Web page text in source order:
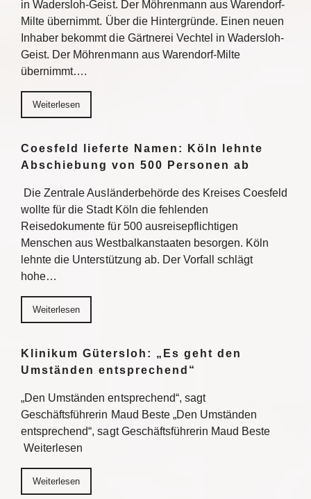
in Wadersloh-Geist. Der Möhrenmann aus Warendorf-
Milte übernimmt. Über die Hintergründe. Einen neuen
Inhaber bekommt die Gärtnerei Vechtel in Wadersloh-
Geist. Der Möhrenmann aus Warendorf-Milte
übernimmt….
Weiterlesen
Coesfeld lieferte Namen: Köln lehnte
Abschiebung von 500 Personen ab
Die Zentrale Ausländerbehörde des Kreises Coesfeld
wollte für die Stadt Köln die fehlenden
Reisedokumente für 500 ausreisepflichtigen
Menschen aus Westbalkanstaaten besorgen. Köln
lehnte die Unterstützung ab. Der Vorfall schlägt
hohe…
Weiterlesen
Klinikum Gütersloh: „Es geht den
Umständen entsprechend“
„Den Umständen entsprechend“, sagt
Geschäftsführerin Maud Beste „Den Umständen
entsprechend“, sagt Geschäftsführerin Maud Beste
Weiterlesen
Weiterlesen